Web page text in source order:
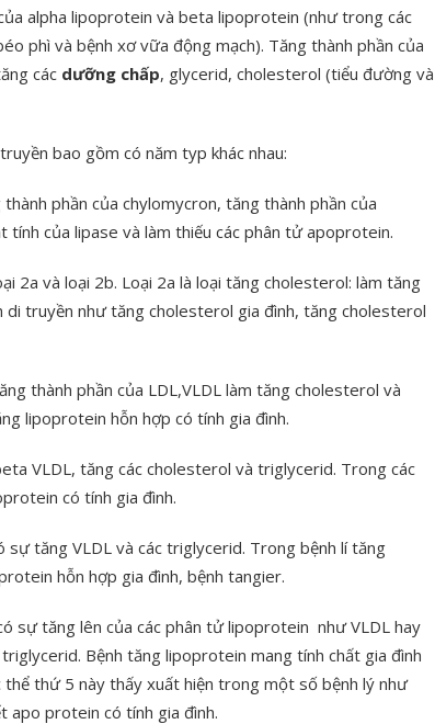
alpha lipoprotein và beta lipoprotein (như trong các
phì và bệnh xơ vữa động mạch). Tăng thành phần của
các dưỡng chấp, glycerid, cholesterol (tiểu đường và
bao gồm có năm typ khác nhau:
phần của chylomycron, tăng thành phần của
tính của lipase và làm thiếu các phân tử apoprotein.
2a và loại 2b. Loại 2a là loại tăng cholesterol: làm tăng
di truyền như tăng cholesterol gia đình, tăng cholesterol
thành phần của LDL,VLDL làm tăng cholesterol và
lipoprotein hỗn hợp có tính gia đình.
VLDL, tăng các cholesterol và triglycerid. Trong các
có tính gia đình.
sự tăng VLDL và các triglycerid. Trong bệnh lí tăng
hỗn hợp gia đình, bệnh tangier.
sự tăng lên của các phân tử lipoprotein như VLDL hay
Bệnh tăng lipoprotein mang tính chất gia đình
thứ 5 này thấy xuất hiện trong một số bệnh lý như
apo protein có tính gia đình.